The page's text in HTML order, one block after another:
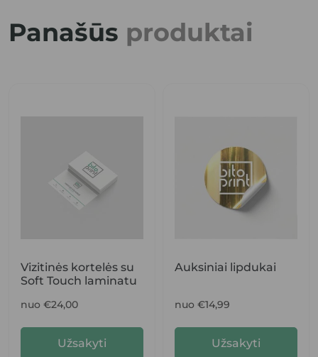
Panašūs produktai
Vizitinės kortelės su
Soft Touch laminatu
nuo €24,00
Užsakyti
Auksiniai lipdukai
nuo €14,99
Užsakyti